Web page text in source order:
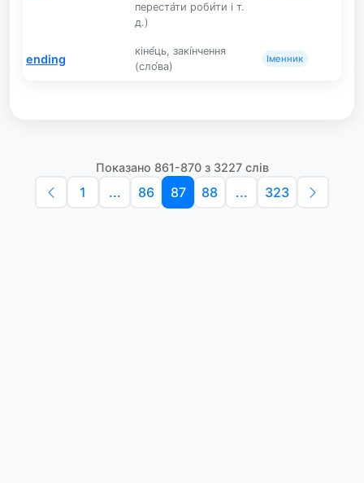
переста́ти роби́ти і т.
д.)
ending
кіне́ць, закі́нчення
(сло́ва)
Іменник
Показано 861-870 з 3227 слів
1 ... 86 87 88 ... 323